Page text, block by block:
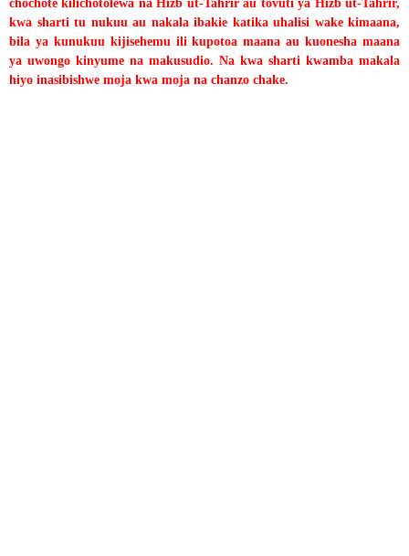
chochote kilichotolewa na Hizb ut-Tahrir au tovuti ya Hizb ut-Tahrir,
kwa sharti tu nukuu au nakala ibakie katika uhalisi wake kimaana,
bila ya kunukuu kijisehemu ili kupotoa maana au kuonesha maana
ya uwongo kinyume na makusudio. Na kwa sharti kwamba makala
hiyo inasibishwe moja kwa moja na chanzo chake.